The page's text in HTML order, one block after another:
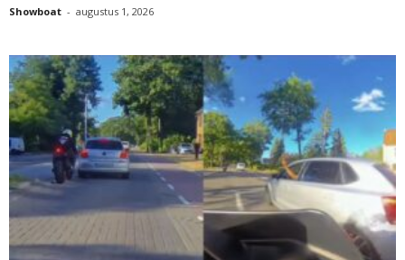
Showboat - augustus 1, 2026